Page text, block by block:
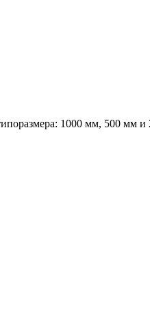
1000 мм, 500 мм